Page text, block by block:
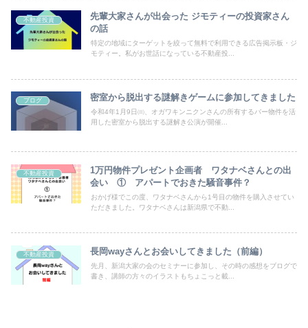
不動産投資
先輩大家さんが出会った ジモティーの投資家さん
の話
特定の地域にターゲットを絞って無料で利用できる広告掲示板・ジ
モティー。私がお世話になっている不動産投...
ブログ 密室から脱出する謎解きゲームに参加してきました
令和4年1月9日㈰、オガワキンニクンさんの所有するバー物件を活
用した密室から脱出する謎解き公演が開催...
不動産投資
1万円物件プレゼント企画者 ワタナベさんとの出
会い ① アパートでおきた騒音事件？
おかげ様でこの度、ワタナベさんから1号目の物件を購入させてい
ただきました。ワタナベさんは新潟県で不動...
不動産投資 長岡wayさんとお会いしてきました（前編）
先月、新潟大家の会のセミナーに参加し、その時の感想をブログで
書き、講師の方々のイラストもちょこっと載...